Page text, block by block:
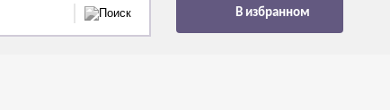
В избранном